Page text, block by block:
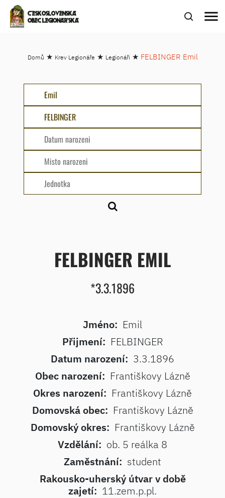
ČESKOSLOVENSKÁ
OBEC LEGIONÁŘSKÁ
menu
Domů ★ Krev Legionáře ★ Legionáři ★ FELBINGER Emil
FELBINGER EMIL
*3.3.1896
Jméno: Emil
Přijmení: FELBINGER
Datum narození: 3.3.1896
Obec narození: Františkovy Lázně
Okres narození: Františkovy Lázně
Domovská obec: Františkovy Lázně
Domovský okres: Františkovy Lázně
Vzdělání: ob. 5 reálka 8
Zaměstnání: student
Rakousko-uherský útvar v době
zajetí: 11.zem.p.pl.